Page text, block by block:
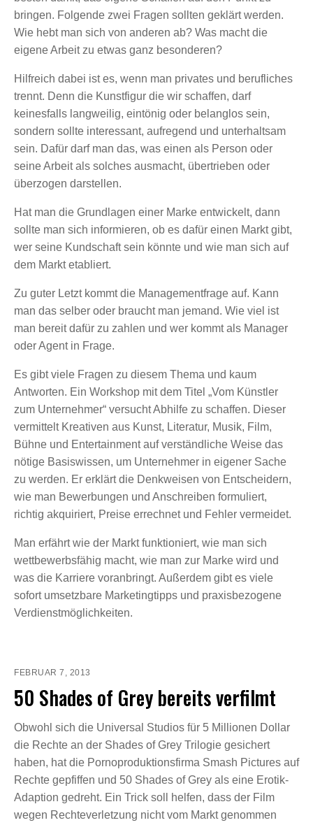
bringen. Folgende zwei Fragen sollten geklärt werden.
Wie hebt man sich von anderen ab? Was macht die
eigene Arbeit zu etwas ganz besonderen?
Hilfreich dabei ist es, wenn man privates und berufliches
trennt. Denn die Kunstfigur die wir schaffen, darf
keinesfalls langweilig, eintönig oder belanglos sein,
sondern sollte interessant, aufregend und unterhaltsam
sein. Dafür darf man das, was einen als Person oder
seine Arbeit als solches ausmacht, übertrieben oder
überzogen darstellen.
Hat man die Grundlagen einer Marke entwickelt, dann
sollte man sich informieren, ob es dafür einen Markt gibt,
wer seine Kundschaft sein könnte und wie man sich auf
dem Markt etabliert.
Zu guter Letzt kommt die Managementfrage auf. Kann
man das selber oder braucht man jemand. Wie viel ist
man bereit dafür zu zahlen und wer kommt als Manager
oder Agent in Frage.
Es gibt viele Fragen zu diesem Thema und kaum
Antworten. Ein Workshop mit dem Titel „Vom Künstler
zum Unternehmer“ versucht Abhilfe zu schaffen. Dieser
vermittelt Kreativen aus Kunst, Literatur, Musik, Film,
Bühne und Entertainment auf verständliche Weise das
nötige Basiswissen, um Unternehmer in eigener Sache
zu werden. Er erklärt die Denkweisen von Entscheidern,
wie man Bewerbungen und Anschreiben formuliert,
richtig akquiriert, Preise errechnet und Fehler vermeidet.
Man erfährt wie der Markt funktioniert, wie man sich
wettbewerbsfähig macht, wie man zur Marke wird und
was die Karriere voranbringt. Außerdem gibt es viele
sofort umsetzbare Marketingtipps und praxisbezogene
Verdienstmöglichkeiten.
FEBRUAR 7, 2013
50 Shades of Grey bereits verfilmt
Obwohl sich die Universal Studios für 5 Millionen Dollar
die Rechte an der Shades of Grey Trilogie gesichert
haben, hat die Pornoproduktionsfirma Smash Pictures auf
Rechte gepfiffen und 50 Shades of Grey als eine Erotik-
Adaption gedreht. Ein Trick soll helfen, dass der Film
wegen Rechteverletzung nicht vom Markt genommen